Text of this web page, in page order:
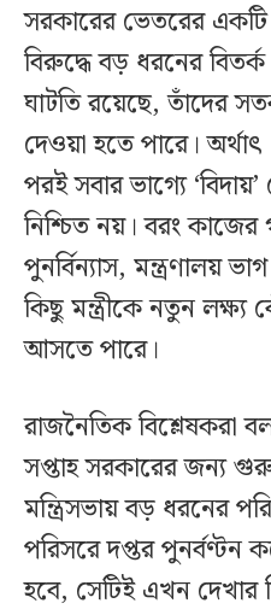
সরকারের ভেতরের
বিরুদ্ধে বড় ধরনের
ঘাটতি রয়েছে, তাঁদের
দেওয়া হতে পারে।
পরই সবার ভাগ্যে
নিশ্চিত নয়। বরং কাজের
পুনর্বিন্যাস, মন্ত্রণালয়
কিছু মন্ত্রীকে নতুন লক্ষ্য
আসতে পারে।
রাজনৈতিক বিশ্লেষকরা
সপ্তাহ সরকারের জন্য
মন্ত্রিসভায় বড় ধরনের
পরিসরে দপ্তর
হবে, সেটিই এখন দেখার